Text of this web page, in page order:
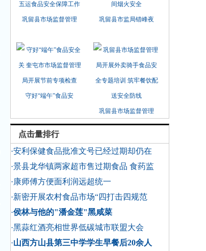
巩留县市场监督管理 巩留县市监局错峰夜
守好“端午”食品安
巩留县市场监督管理
点击量排行
·安利保健食品批准文号已经过期却仍在
·景县龙华镇两家超市售过期食品 食药监
·康师傅方便面利润远超统一
·新密开展农村食品市场“四打击四规范
·侯林与他的"潘金莲"黑咸菜
·黑蒜红酒亮相世界低碳城市联盟大会
·山西方山县第三中学学生早餐后20余人